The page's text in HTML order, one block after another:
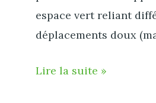
espace vert reliant
déplacements doux
Propositions
Lire la suite »